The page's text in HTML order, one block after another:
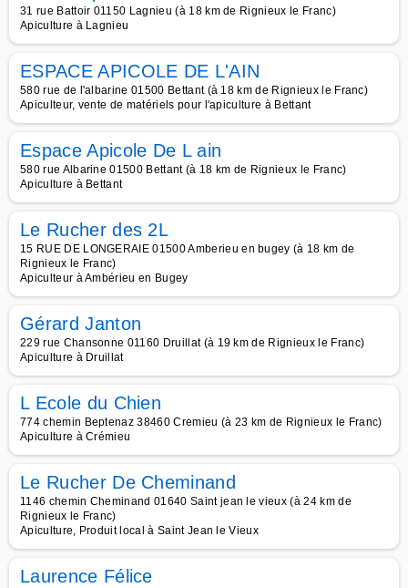
31 rue Battoir 01150 Lagnieu (à 18 km de Rignieux le Franc)
Apiculture à Lagnieu
ESPACE APICOLE DE L'AIN
580 rue de l'albarine 01500 Bettant (à 18 km de Rignieux le Franc)
Apiculteur, vente de matériels pour l'apiculture à Bettant
Espace Apicole De L ain
580 rue Albarine 01500 Bettant (à 18 km de Rignieux le Franc)
Apiculture à Bettant
Le Rucher des 2L
15 RUE DE LONGERAIE 01500 Amberieu en bugey (à 18 km de
Rignieux le Franc)
Apiculteur à Ambérieu en Bugey
Gérard Janton
229 rue Chansonne 01160 Druillat (à 19 km de Rignieux le Franc)
Apiculture à Druillat
L Ecole du Chien
774 chemin Beptenaz 38460 Cremieu (à 23 km de Rignieux le Franc)
Apiculture à Crémieu
Le Rucher De Cheminand
1146 chemin Cheminand 01640 Saint jean le vieux (à 24 km de
Rignieux le Franc)
Apiculture, Produit local à Saint Jean le Vieux
Laurence Félice